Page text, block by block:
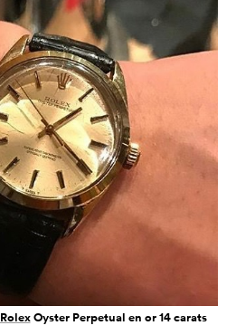
RolexOyster Perpetual en or 14 carats